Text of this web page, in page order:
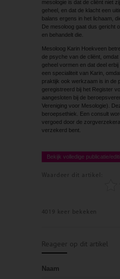
mesologie is dat de cliënt niet
geheel, en dat de klacht een
balans ergens in het lichaam,
De mesoloog gaat dus gericht
en behandelt die.
Mesoloog Karin Hoekveen
de psyche van de cliënt,
geheel vormen en dat deel
een specialiteit van Karin,
praktijk ook werkzaam is in de
geregistreerd bij het Register
aangesloten bij de
Vereniging voor Mesologie).
beroepsethiek. Een consult
vergoed door de
verzekerd bent.
Bekijk volledige publicatie/
Waardeer dit artikel:
4019 keer bekeken
Reageer op dit artikel
Naam